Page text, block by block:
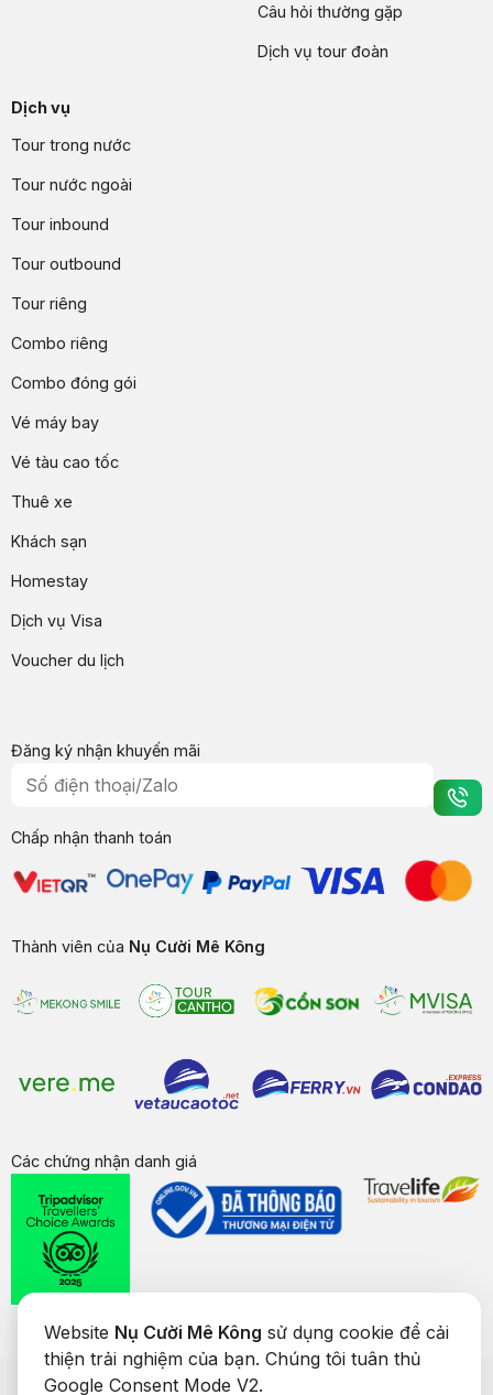
Website Nụ Cười Mê Kông sử dụng cookie để cải
thiện trải nghiệm của bạn. Chúng tôi tuân thủ
Google Consent Mode V2.
Câu hỏi thường gặp
Dịch vụ tour đoàn
Dịch vụ
Tour trong nước
Tour nước ngoài
Tour inbound
Tour outbound
Tour riêng
Combo riêng
Combo đóng gói
Vé máy bay
Vé tàu cao tốc
Thuê xe
Khách sạn
Homestay
Dịch vụ Visa
Voucher du lịch
Đăng ký nhận khuyến mãi
Chấp nhận thanh toán
Thành viên của Nụ Cười Mê Kông
Các chứng nhận danh giá
Bản quyền củaNụ Cười Mê Kông